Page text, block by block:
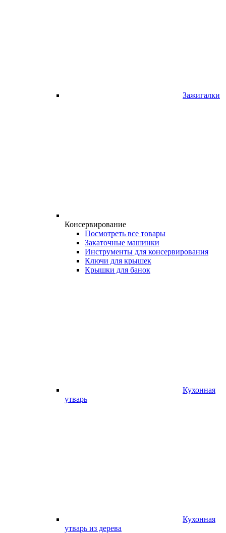
Зажигалки
Консервирование
Посмотреть все товары
Закаточные машинки
Инструменты для консервирования
Ключи для крышек
Крышки для банок
Кухонная
утварь
Кухонная
утварь из дерева